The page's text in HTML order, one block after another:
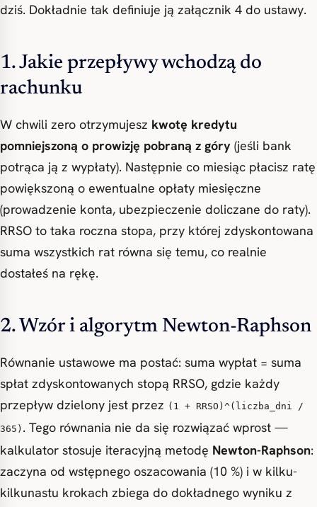
dziś. Dokładnie tak definiuje ją załącznik 4 do ustawy.
1. Jakie przepływy wchodzą do
rachunku
W chwili zero otrzymujesz kwotę kredytu
pomniejszoną o prowizję pobraną z góry (jeśli bank
potrąca ją z wypłaty). Następnie co miesiąc płacisz ratę
powiększoną o ewentualne opłaty miesięczne
(prowadzenie konta, ubezpieczenie doliczane do raty).
RRSO to taka roczna stopa, przy której zdyskontowana
suma wszystkich rat równa się temu, co realnie
dostałeś na rękę.
2. Wzór i algorytm Newton-Raphson
Równanie ustawowe ma postać: suma wypłat = suma
spłat zdyskontowanych stopą RRSO, gdzie każdy
przepływ dzielony jest przez (1 + RRSO)^(liczba_dni /
365) . Tego równania nie da się rozwiązać wprost —
kalkulator stosuje iteracyjną metodę Newton-Raphson:
zaczyna od wstępnego oszacowania (10 %) i w kilku-
kilkunastu krokach zbiega do dokładnego wyniku z